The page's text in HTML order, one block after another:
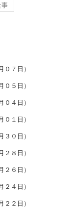
事
７日）
５日）
４日）
１日）
０日）
８日）
６日）
４日）
２日）